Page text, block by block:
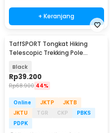
+ Keranjang
TaffSPORT Tongkat Hiking
Telescopic Trekking Pole
Black
Rp39.200
Rp68.900 44%
Online JKTP
JKTB
JKTU
TGR CKP
PBKS
PDPK